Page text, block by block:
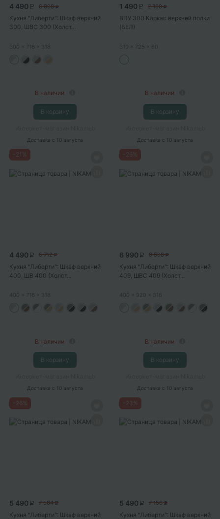
4 490 P 6 008 P
Кухня "Либерти": Шкаф верхний
300, ШВС 300 (Холст...
300 x 716 x 318
В наличии
В корзину
Доставка с 10 августа
1 490 P 2 100 P
ВПУ 300 Каркас верхней полки
(БЕЛ)
310 x 725 x 60
В наличии
В корзину
Доставка с 10 августа
21 %
4 490 P 5 712 P
Кухня "Либерти": Шкаф верхний
400, ШВ 400 (Холст...
400 x 716 x 318
В наличии
В корзину
Доставка с 10 августа
26%
6 990 P 9 508 P
Кухня "Либерти": Шкаф верхний
409, ШВC 409 (Холст...
400 x 920 x 318
В наличии
В корзину
Доставка с 10 августа
26%
5 490 P 7 504 P
Кухня "Либерти": Шкаф верхний
23 %
5 490 P 7 156 P
Кухня "Либерти": Шкаф верхний